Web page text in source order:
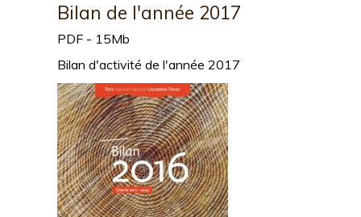
Bilan de l'année 2017
PDF - 15Mb
Bilan d'activité de l'année 2017